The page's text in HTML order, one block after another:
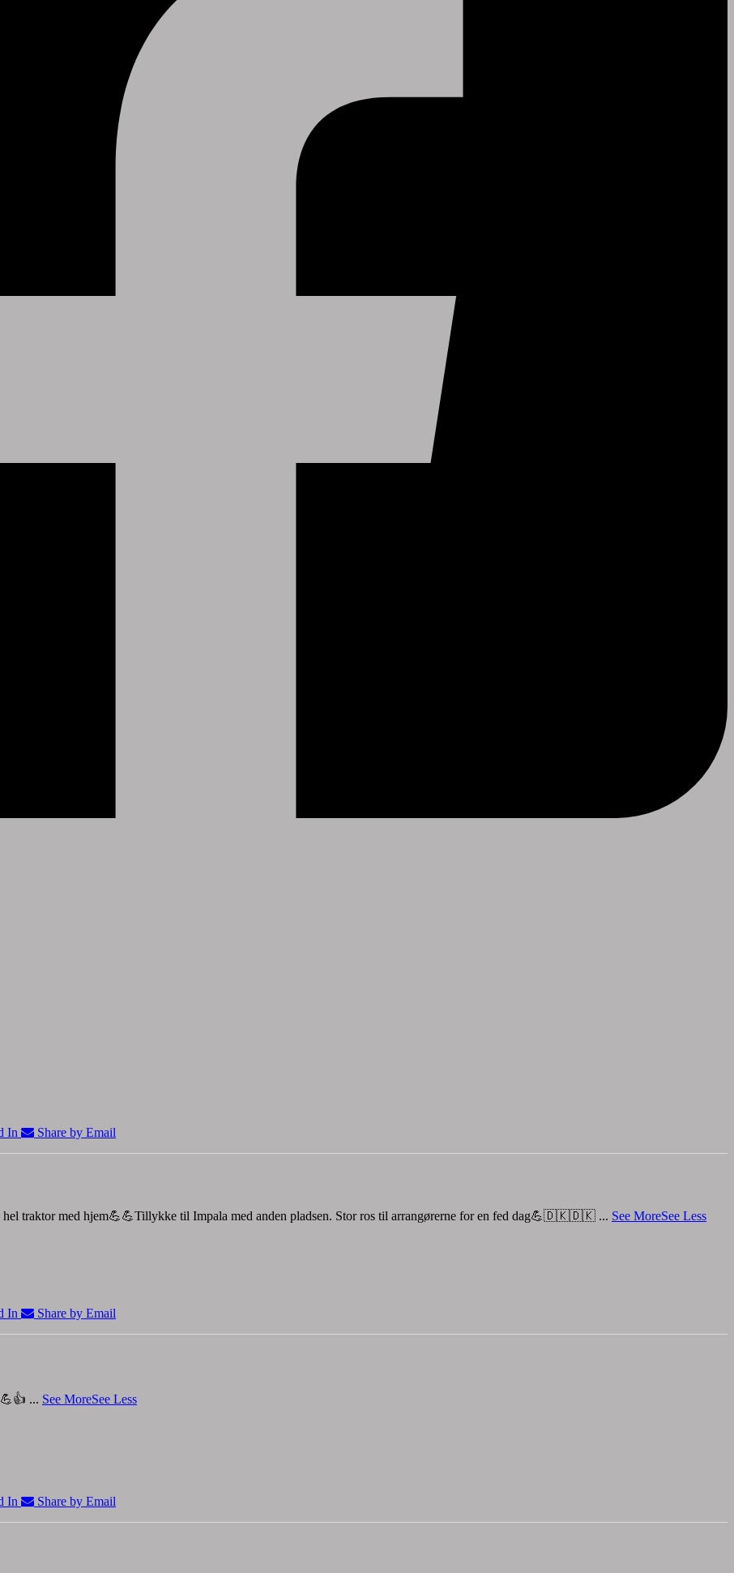
In Share by Email
traktor med hjem💪💪Tillykke til Impala med anden pladsen. Stor ros til arrangørerne for en fed dag💪🇩🇰🇩🇰 ... See MoreSee Less
In Share by Email
... See MoreSee Less
In Share by Email